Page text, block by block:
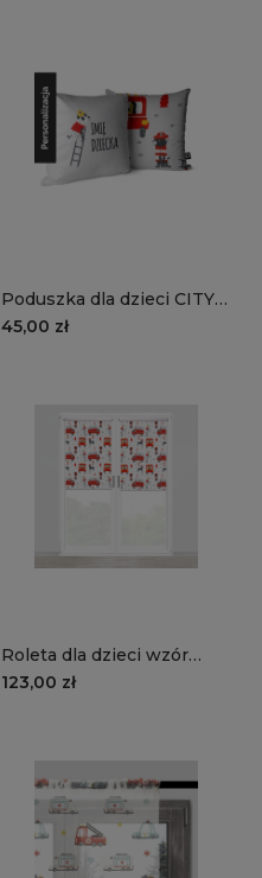
Poduszka dla dzieci CITY
LIFE wzór D116 z imieniem
45,00 zł
Roleta dla dzieci wzór
D116 o wysokości 220 cm |
123,00 zł